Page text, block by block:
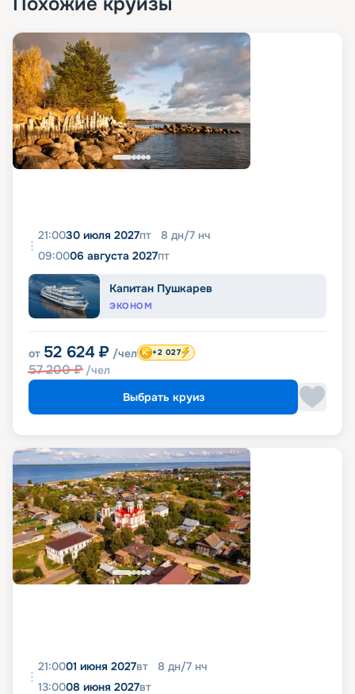
21:0030 июля 2027пт 8 дн/7 нч
09:0006 августа 2027пт
Капитан Пушкарев
ЭКОНОМ
от 52 624 ₽ /чел
57 200₽ /чел
+2 027
Выбрать круиз
21:0001 июня 2027вт 8 дн/7 нч
13:0008 июня 2027вт